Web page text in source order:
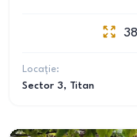
Locație:
Sector 3, Titan